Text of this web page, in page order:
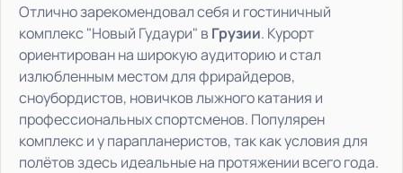
Отлично зарекомендовал себя и гостиничный
комплекс "Новый Гудаури" в Грузии. Курорт
ориентирован на широкую аудиторию и стал
излюбленным местом для фрирайдеров,
сноубордистов, новичков лыжного катания и
профессиональных спортсменов. Популярен
комплекс и у парапланеристов, так как условия для
полётов здесь идеальные на протяжении всего года.